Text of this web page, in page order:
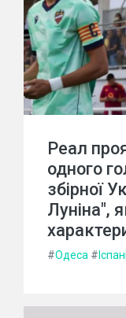
Реал
одного
збірної
Луніна",
#Одеса #